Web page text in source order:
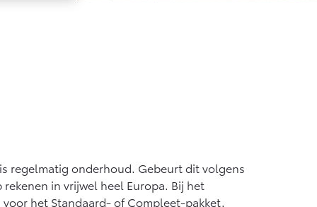
regelmatig onderhoud. Gebeurt dit volgens
in vrijwel heel Europa. Bij het
het Standaard- of Compleet-pakket.